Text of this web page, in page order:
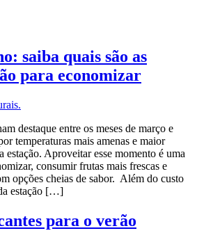
saiba quais são as
para economizar
destaque entre os meses de março e
temperaturas mais amenas e maior
estação. Aproveitar esse momento é uma
consumir frutas mais frescas e
opções cheias de sabor. Além do custo
estação […]
para o verão